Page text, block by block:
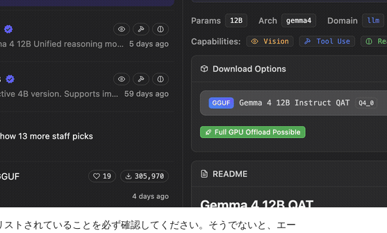
トされていることを必ず確認してください。そうでないと、エー